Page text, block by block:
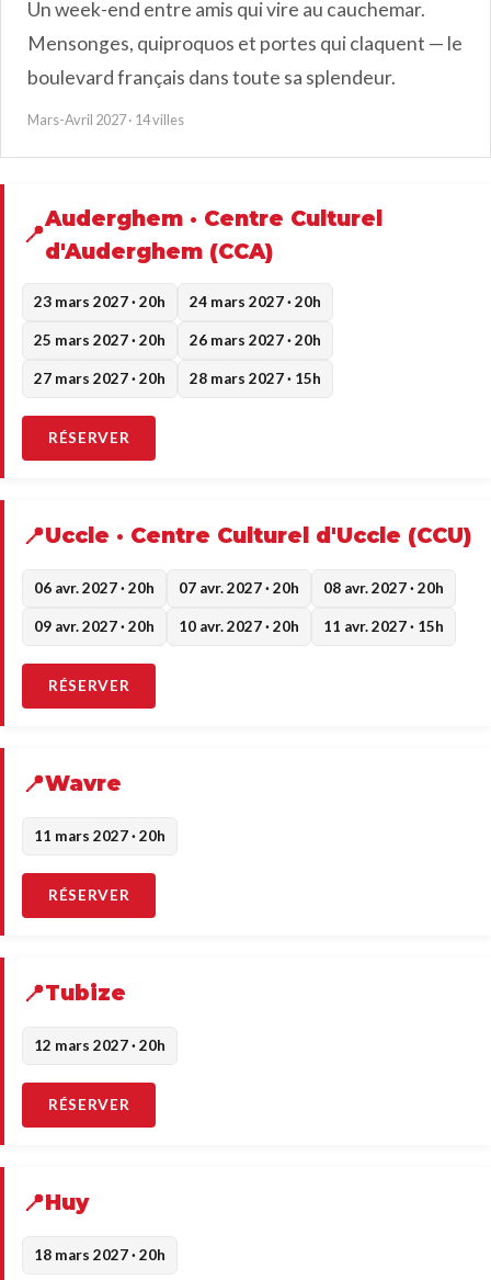
Un week-end entre amis qui vire au cauchemar.
Mensonges, quiproquos et portes qui claquent — le
boulevard français dans toute sa splendeur.
Mars-Avril 2027 · 14 villes
Auderghem · Centre Culturel
d'Auderghem (CCA)
23 mars 2027 · 20h 24 mars 2027 · 20h
25 mars 2027 · 20h 26 mars 2027 · 20h
27 mars 2027 · 20h 28 mars 2027 · 15h
RÉSERVER
Uccle · Centre Culturel d'Uccle (CCU)
06 avr. 2027 · 20h 07 avr. 2027 · 20h 08 avr. 2027 · 20h
09 avr. 2027 · 20h 10 avr. 2027 · 20h 11 avr. 2027 · 15h
RÉSERVER
Wavre
11 mars 2027 · 20h
RÉSERVER
Tubize
12 mars 2027 · 20h
RÉSERVER
Huy
18 mars 2027 · 20h